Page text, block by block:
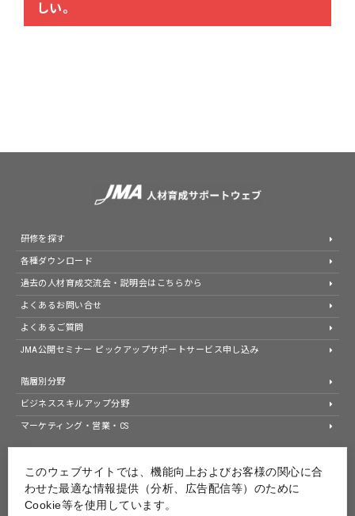
このウェブサイトでは、機能向上およびお客様の関心に合
わせた最適な情報提供（分析、広告配信等）のために
Cookie等を使用しています。
しい。
研修を探す
各種ダウンロード
過去の人材育成交流会・説明会はこちらから
よくあるお問い合せ
よくあるご質問
JMA公開セミナー ピックアップサポートサービス申し込み
階層別分野
ビジネススキルアップ分野
マーケティング・営業・CS
JMA公式ホームページ
個人情報等保護方針
情報セキュリティ基本方針